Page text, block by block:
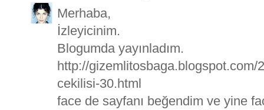
Merhaba,
İzleyicinim.
Blogumda yayınladım.
http://
cekilisi-30.html
face de sayfanı beğendim ve yine